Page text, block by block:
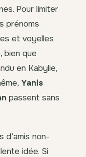
Pour limiter
prénoms
et voyelles
, bien que
en Kabylie,
Yanis
passent sans
d’amis non-
idée. Si